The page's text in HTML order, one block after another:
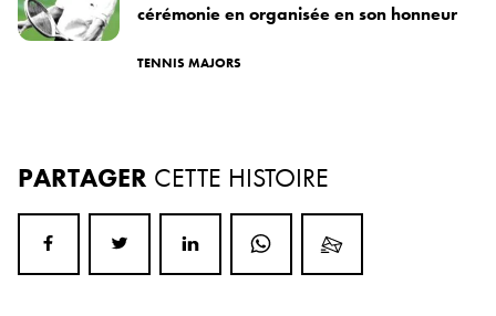
cérémonie en organisée en son honneur
TENNIS MAJORS
PARTAGER CETTE HISTOIRE